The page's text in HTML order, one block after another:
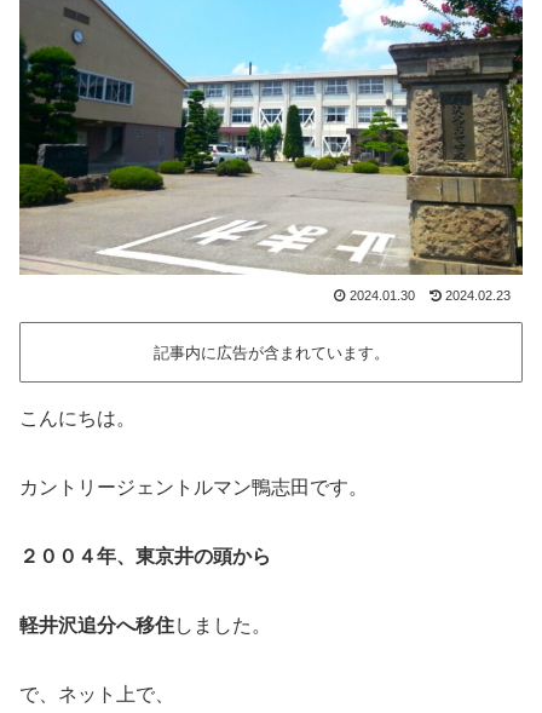
2024.01.30 2024.02.23
記事内に広告が含まれています。
こんにちは。
カントリージェントルマン鴨志田です。
２００４年、東京井の頭から
軽井沢追分へ移住しました。
で、ネット上で、